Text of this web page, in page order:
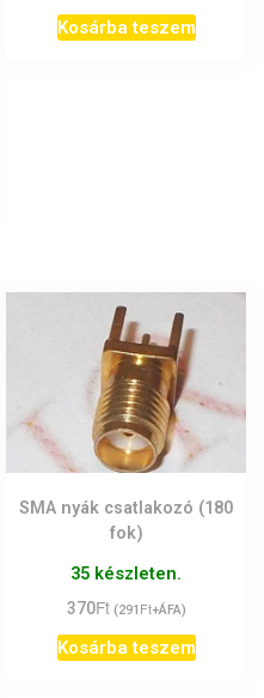
Kosárba teszem
SMA nyák csatlakozó (180
fok)
35 készleten.
370Ft (291 Ft+ÁFA)
Kosárba teszem